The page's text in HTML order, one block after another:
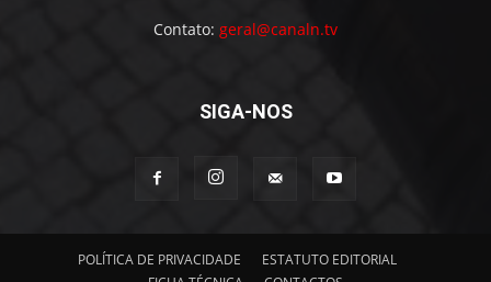
Contato: geral@canaln.tv
SIGA-NOS
POLÍTICA DE PRIVACIDADE
ESTATUTO EDITORIAL